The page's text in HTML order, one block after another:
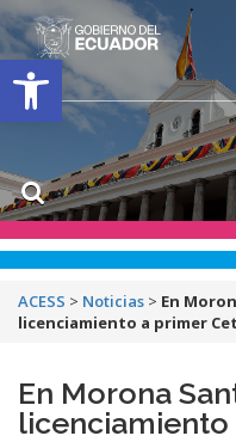
Open toolbar
ACESS > Noticias > En
licenciamiento a primer
En Morona
licenciamiento